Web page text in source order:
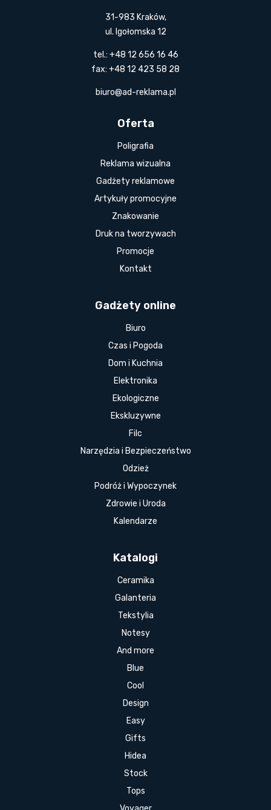
31-983 Kraków,
ul. Igołomska 12
tel.: +48 12 656 16 46
fax: +48 12 423 58 28
biuro@ad-reklama.pl
Oferta
Poligrafia
Reklama wizualna
Gadżety reklamowe
Artykuły promocyjne
Znakowanie
Druk na tworzywach
Promocje
Kontakt
Gadżety online
Biuro
Czas i Pogoda
Dom i Kuchnia
Elektronika
Ekologiczne
Ekskluzywne
Filc
Narzędzia i Bezpieczeństwo
Odzież
Podróż i Wypoczynek
Zdrowie i Uroda
Kalendarze
Katalogi
Ceramika
Galanteria
Tekstylia
Notesy
And more
Blue
Cool
Design
Easy
Gifts
Hidea
Stock
Tops